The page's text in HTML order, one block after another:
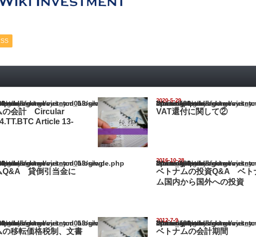
"show_category" in
public_html/vietnam_blog/wp-content/themes/gorgeous_tcd013/single.php
の会計 Circular
Article 13-
2020-5-29
Warning
: Undefined array key "show_category" in
/home/netst/kuno-cpa.co.jp/public_html/vietnam_blog/wp-content/
on line183
VAT還付に関して②
"show_category" in
public_html/vietnam_blog/wp-content/themes/gorgeous_tcd013/single.php
Q&A 貸倒引当金に
2016-10-28
Warning
: Undefined array key "show_category" in
/home/netst/kuno-cpa.co.jp/public_html/vietnam_blog/wp-content/
on line183
ベトナムの投資Q&A ベト
ム国内から国外への投資
"show_category" in
public_html/vietnam_blog/wp-content/themes/gorgeous_tcd013/single.php
の移転価格税制、文書
2012-7-9
Warning
: Undefined array key "show_category" in
/home/netst/kuno-cpa.co.jp/public_html/vietnam_blog/wp-content/
on line183
ベトナムの会計期間